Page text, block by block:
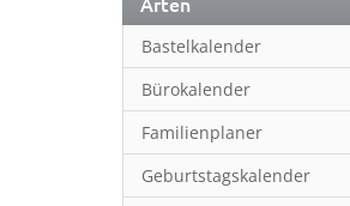
Bastelkalender
Bürokalender
Familienplaner
Geburtstagskalender